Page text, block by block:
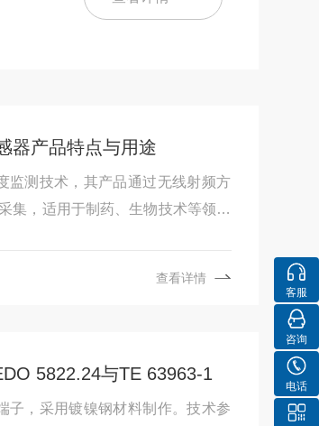
器产品特点与用途
监测技术，其产品通过无线射频方
集，适用于制药、生物技术等领域
查看详情
5822.24与TE 63963-1
子，采用镀镍钢材料制作。技术参
客服
咨询
电话